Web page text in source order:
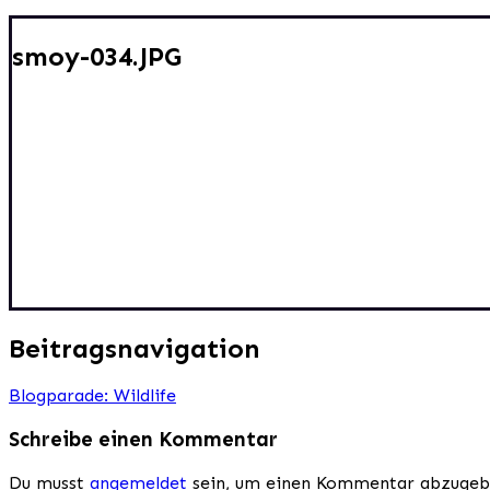
smoy-034.JPG
Beitragsnavigation
Blogparade: Wildlife
Schreibe einen Kommentar
Du musst angemeldet sein, um einen Kommentar